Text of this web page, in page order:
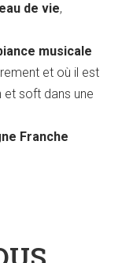
eau de vie,
musicale
et où il est
et soft dans une
Franche